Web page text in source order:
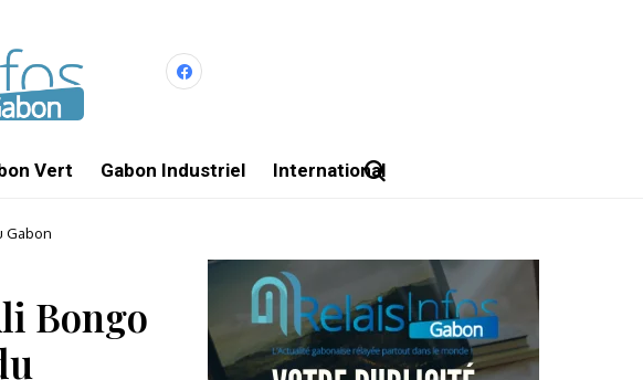
Vert Gabon Industriel International
Gabon
Bongo